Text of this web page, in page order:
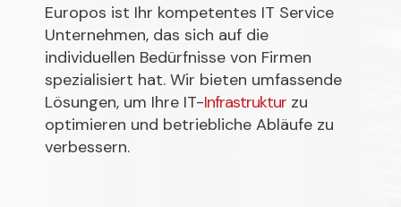
Europos ist Ihr kompetentes IT Service
Unternehmen, das sich auf die
individuellen Bedürfnisse von Firmen
spezialisiert hat. Wir bieten umfassende
Lösungen, um Ihre IT-Infrastruktur zu
optimieren und betriebliche Abläufe zu
verbessern.